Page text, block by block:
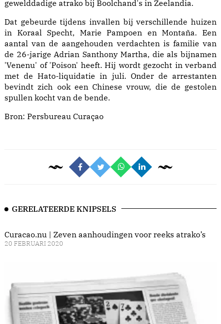
gewelddadige atrako bij Boolchand's in Zeelandia.
Dat gebeurde tijdens invallen bij verschillende huizen
in Koraal Specht, Marie Pampoen en Montaña. Een
aantal van de aangehouden verdachten is familie van
de 26-jarige Adrian Santhony Martha, die als bijnamen
'Venenu' of 'Poison' heeft. Hij wordt gezocht in verband
met de Hato-liquidatie in juli. Onder de arrestanten
bevindt zich ook een Chinese vrouw, die de gestolen
spullen kocht van de bende.
Bron: Persbureau Curaçao
GERELATEERDE KNIPSELS
Curacao.nu | Zeven aanhoudingen voor reeks atrako’s
20 FEBRUARI 2020